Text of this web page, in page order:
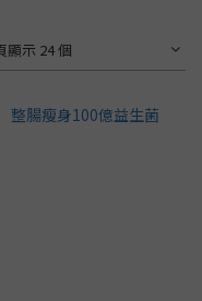
即日出貨✨
顯示 24 個